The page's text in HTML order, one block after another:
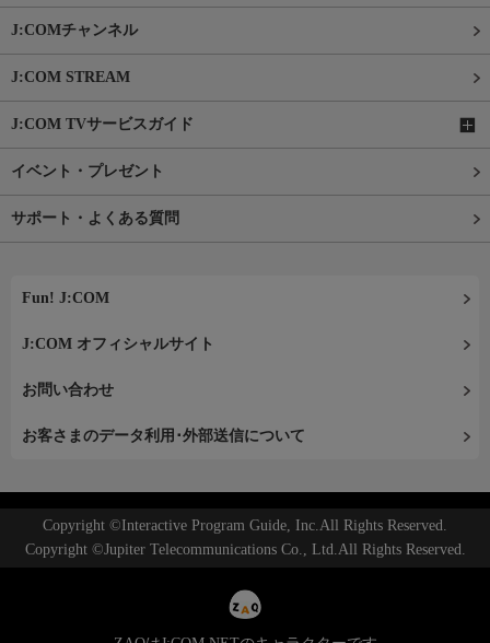
J:COMチャンネル
J:COM STREAM
J:COM TVサービスガイド
イベント・プレゼント
サポート・よくある質問
Fun! J:COM
J:COM オフィシャルサイト
お問い合わせ
お客さまのデータ利用･外部送信について
Copyright ©Interactive Program Guide, Inc.All Rights Reserved.
Copyright ©Jupiter Telecommunications Co., Ltd.All Rights Reserved.